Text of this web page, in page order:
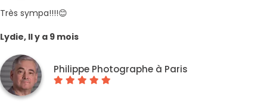
Très sympa!!!!😊
Lydie, Il y a 9 mois
Philippe Photographe à Paris